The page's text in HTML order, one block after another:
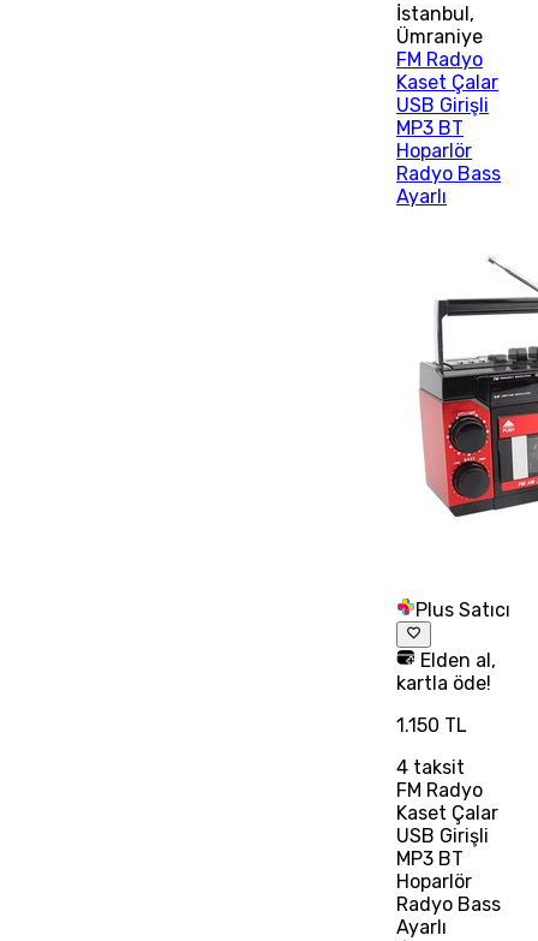
İstanbul,
Ümraniye
FM Radyo
Kaset Çalar
USB Girişli
MP3 BT
Hoparlör
Radyo Bass
Ayarlı
Plus Satıcı
Elden al,
kartla öde!
1.150 TL
4 taksit
FM Radyo
Kaset Çalar
USB Girişli
MP3 BT
Hoparlör
Radyo Bass
Ayarlı